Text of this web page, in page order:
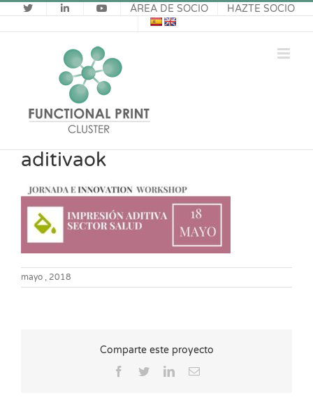
Saltar
al
contenido
ÁREA DE SOCIO HAZTE SOCIO
aditivaok
mayo , 2018
Comparte este proyecto
Facebook
TwitterLinkedInCorreo